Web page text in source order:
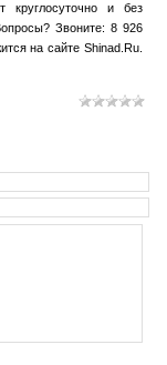
круглосуточно и без
Звоните: 8 926
на сайте Shinad.Ru.